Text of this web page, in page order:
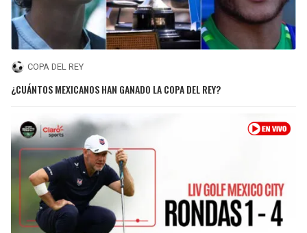
COPA DEL REY
¿CUÁNTOS MEXICANOS HAN GANADO LA COPA DEL REY?